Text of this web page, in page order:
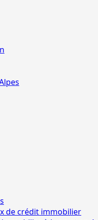
de crédit immobilier